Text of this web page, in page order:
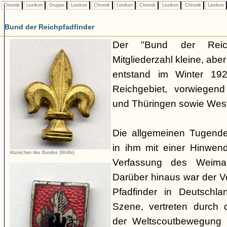
Chronik Lexikon Gruppe Lexikon Chronik Lexikon Chronik Lexikon Chronik Lexikon
Bund der Reichpfadfinder
Abzeichen des Bundes (Wölfe)
Der "Bund der
Mitgliederzahl kleine,
entstand im Winter
Reichgebiet,
und Thüringen sowie
Die allgemeinen
in ihm mit einer
Verfassung des
Darüber hinaus war der
Pfadfinder in
Szene, vertreten durch
der